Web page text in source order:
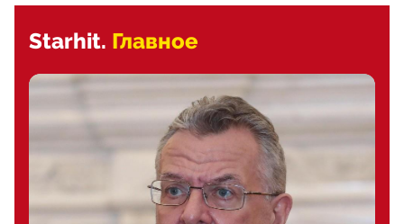
Starhit. Главное